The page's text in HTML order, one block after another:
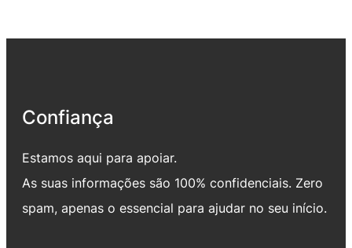
Confiança
Estamos aqui para apoiar.
As suas informações são 100% confidenciais. Zero
spam, apenas o essencial para ajudar no seu início.